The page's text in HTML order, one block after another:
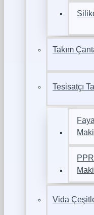
Takım
Tesisatçı
Vida